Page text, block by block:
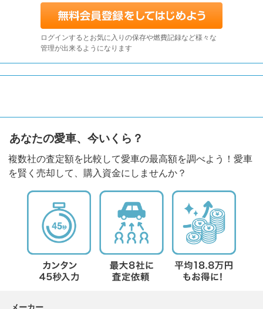
ログインするとお気に入りの保存や燃費記録など様々な
管理が出来るようになります
あなたの愛車、今いくら？
複数社の査定額を比較して愛車の最高額を調べよう！愛車
を賢く売却して、購入資金にしませんか？